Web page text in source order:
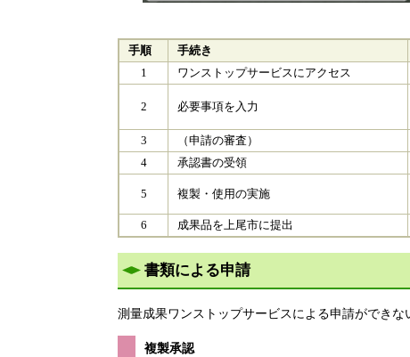
手順 手続き
1
ワンストップサービスにアクセス
2 必要事項を入力
3 （申請の審査）
4
承認書の受領
5 複製・使用の実施
6
成果品を上尾市に提出
書類による申請
測量成果ワンストップサービスによる申請ができ
複製承認